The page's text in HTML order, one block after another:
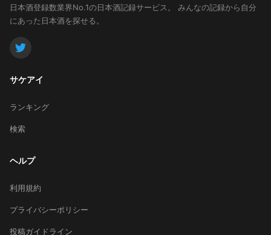
日本酒登録数業界No.1の日本酒記録サービス。
みんなの記録から自分
にあった日本酒を探せる。
サケアイ
ランキング
検索
ヘルプ
利用規約
プライバシーポリシー
投稿ガイドライン